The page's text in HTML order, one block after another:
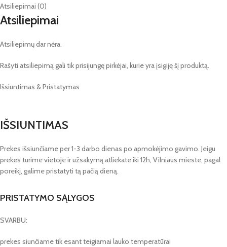
Atsiliepimai (0)
Atsiliepimai
Atsiliepimų dar nėra.
Rašyti atsiliepimą gali tik prisijungę pirkėjai, kurie yra įsigiję šį produktą.
Išsiuntimas & Pristatymas
IŠSIUNTIMAS
Prekes išsiunčiame per 1-3 darbo dienas po apmokėjimo gavimo. Jeigu
prekes turime vietoje ir užsakymą atliekate iki 12h, Vilniaus mieste, pagal
poreikį, galime pristatyti tą pačią dieną.
PRISTATYMO SĄLYGOS
SVARBU:
prekes siunčiame tik esant teigiamai lauko temperatūrai